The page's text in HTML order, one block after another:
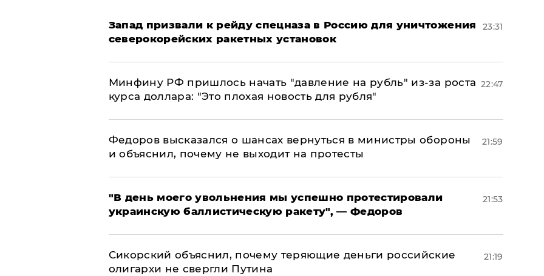
Запад призвали к рейду спецназа в Россию для уничтожения
северокорейских ракетных установок
23:31
Минфину РФ пришлось начать "давление на рубль" из-за роста
курса доллара: "Это плохая новость для рубля"
22:47
Федоров высказался о шансах вернуться в министры обороны
и объяснил, почему не выходит на протесты
21:59
​"В день моего увольнения мы успешно протестировали
украинскую баллистическую ракету", — Федоров
21:53
Сикорский объяснил, почему теряющие деньги российские
олигархи не свергли Путина
21:19